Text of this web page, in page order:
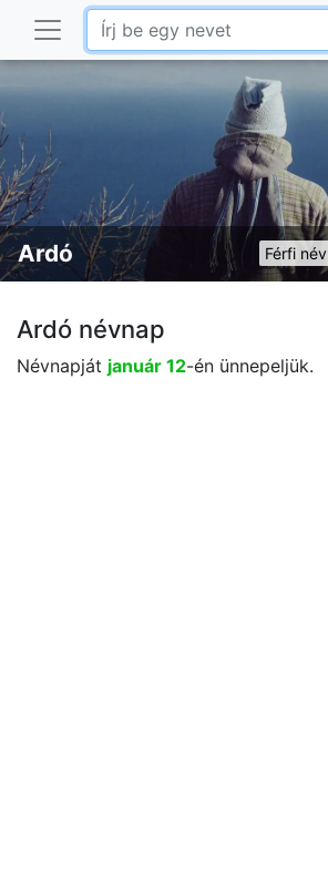
Férfi név
Ardó
Ardó névnap
Névnapját január 12-én ünnepeljük.